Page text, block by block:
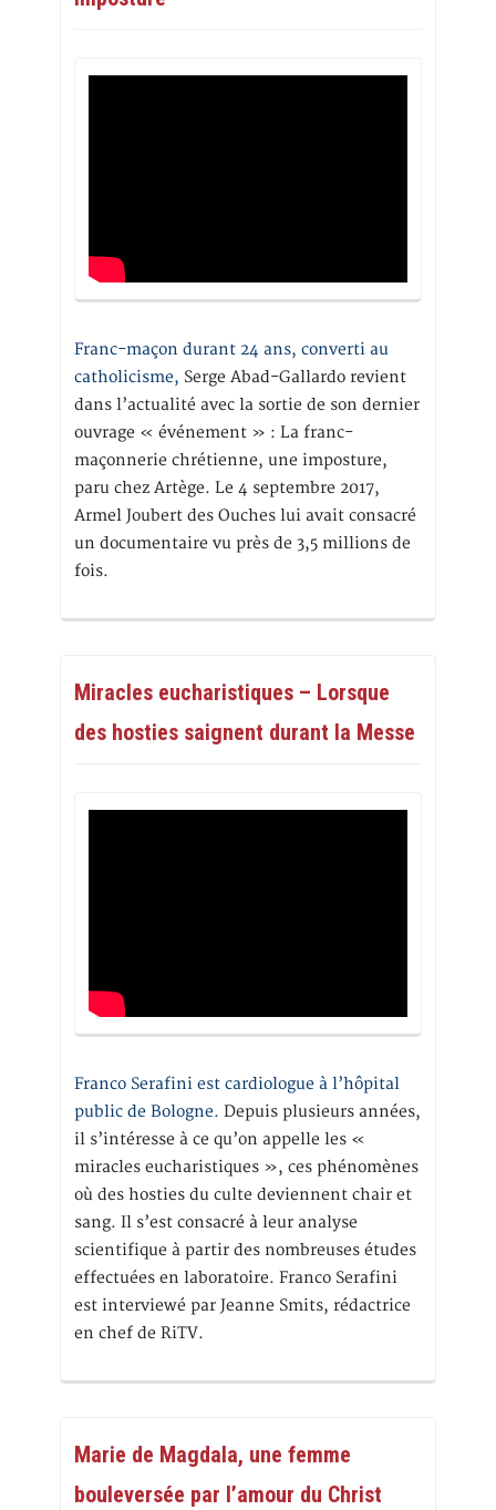
Franc-maçon durant 24 ans, converti au
catholicisme, Serge Abad-Gallardo revient
dans l’actualité avec la sortie de son dernier
ouvrage « événement » : La franc-
maçonnerie chrétienne, une imposture,
paru chez Artège. Le 4 septembre 2017,
Armel Joubert des Ouches lui avait consacré
un documentaire vu près de 3,5 millions de
fois.
Miracles eucharistiques – Lorsque
des hosties saignent durant la Messe
Franco Serafini est cardiologue à l’hôpital
public de Bologne. Depuis plusieurs années,
il s’intéresse à ce qu’on appelle les «
miracles eucharistiques », ces phénomènes
où des hosties du culte deviennent chair et
sang. Il s’est consacré à leur analyse
scientifique à partir des nombreuses études
effectuées en laboratoire. Franco Serafini
est interviewé par Jeanne Smits, rédactrice
en chef de RiTV.
Marie de Magdala, une femme
bouleversée par l’amour du Christ